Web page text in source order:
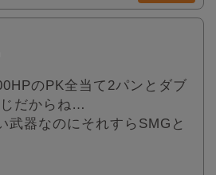
のPK全当て2パンとダブ
だからね…
武器なのにそれすらSMGと